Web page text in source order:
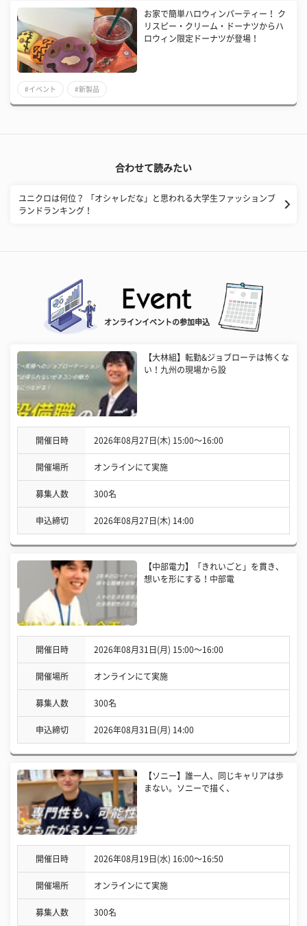
お家で簡単ハロウィンパーティー！ ク
リスピー・クリーム・ドーナツからハ
ロウィン限定ドーナツが登場！
#イベント #新製品
合わせて読みたい
ユニクロは何位？ 「オシャレだな」と思われる大学生ファッションブ
ランドランキング！
オンラインイベントの参加申込
【大林組】転勤&ジョブローテは怖くな
い！九州の現場から設
開催日時 2026年08月27日(木) 15:00〜16:00
開催場所 オンラインにて実施
募集人数 300名
申込締切 2026年08月27日(木) 14:00
【中部電力】「きれいごと」を貫き、
想いを形にする！中部電
開催日時 2026年08月31日(月) 15:00〜16:00
開催場所 オンラインにて実施
募集人数 300名
申込締切 2026年08月31日(月) 14:00
【ソニー】誰一人、同じキャリアは歩
まない。ソニーで描く、
開催日時 2026年08月19日(水) 16:00〜16:50
開催場所 オンラインにて実施
募集人数 300名